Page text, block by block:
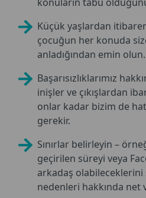
Küçük yaşlardan
çocuğun her konuda
anladığından emin olun.
Başarısızlıklarımız
inişler ve çıkışlardan
onlar kadar bizim de
gerekir.
Sınırlar belirleyin –
geçirilen süreyi veya
arkadaş olabileceklerini
nedenleri hakkında net